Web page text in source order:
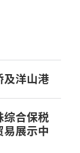
及洋山港
综合保税
易展示中